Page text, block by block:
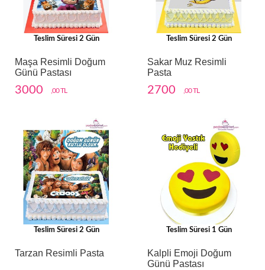
Teslim Süresi 2 Gün
Maşa Resimli Doğum
Günü Pastası
3000 ,00 TL
Teslim Süresi 2 Gün
Sakar Muz Resimli
Pasta
2700 ,00 TL
Teslim Süresi 2 Gün
Tarzan Resimli Pasta
Teslim Süresi 1 Gün
Kalpli Emoji Doğum
Günü Pastası